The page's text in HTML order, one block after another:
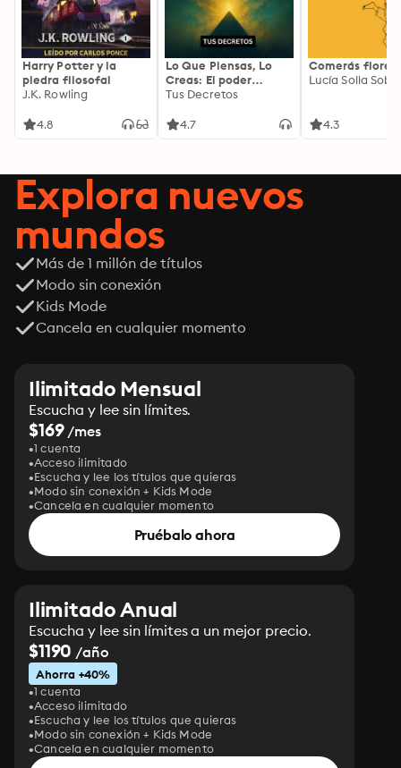
Harry Potter y la
piedra filosofal
J.K. Rowling
4.8
Lo Que Piensas, Lo
Creas: El poder
invisible de tus
tu energía para
Tus Decretos
4.7
Comerás flores
Lucía Solla
4.3
Explora nuevos
mundos
Más de 1 millón de títulos
Modo sin conexión
Kids Mode
Cancela en cualquier momento
Ilimitado Mensual
Escucha y lee sin límites.
$169/mes
1 cuenta
Acceso ilimitado
Escucha y lee los títulos que quieras
Modo sin conexión + Kids Mode
Cancela en cualquier momento
Pruébalo ahora
Ilimitado Anual
Escucha y lee sin límites a un mejor precio.
$1190 /año
Ahorra +40%
1 cuenta
Acceso ilimitado
Escucha y lee los títulos que quieras
Modo sin conexión + Kids Mode
Cancela en cualquier momento